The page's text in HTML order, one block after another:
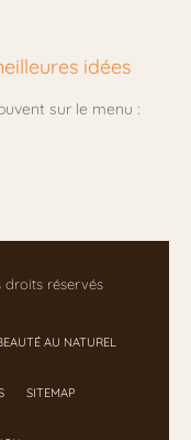
idées
sur le menu :
droits réservés
AU NATUREL
SITEMAP